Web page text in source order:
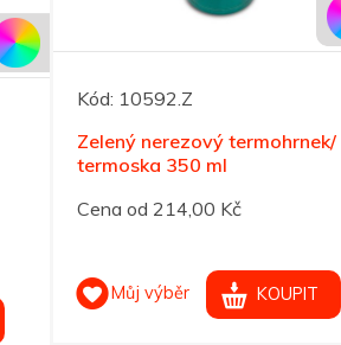
Kód: 10592.Z
Zelený nerezový termohrnek/
termoska 350 ml
Cena od 214,00 Kč
Můj výběr KOUPIT